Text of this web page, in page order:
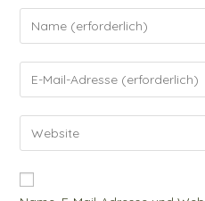
deinen
Namen
oder
zum
Kommentieren
ein
deine
E-
Mail-
zum
deine
Website-
URL